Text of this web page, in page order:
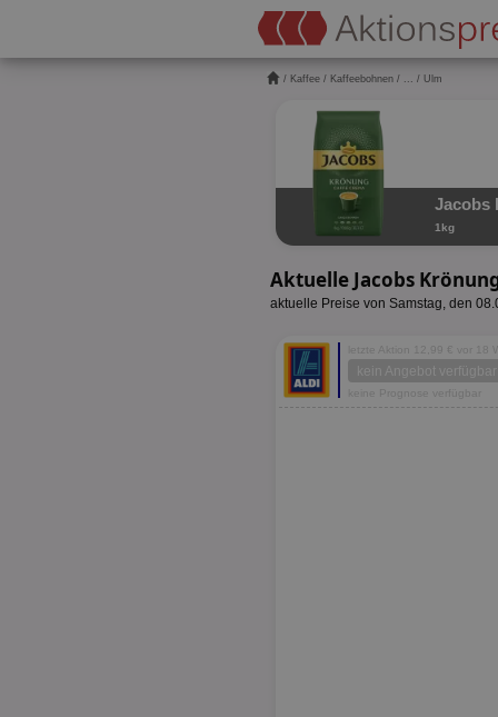
/ Kaffee / Kaffeebohnen / ... / Ulm
Jacobs
1kg
Aktuelle Jacobs
aktuelle Preise von Samstag, den
letzte Aktion 12,99 € vor 18
kein Angebot verfügbar
keine Prognose verfügbar